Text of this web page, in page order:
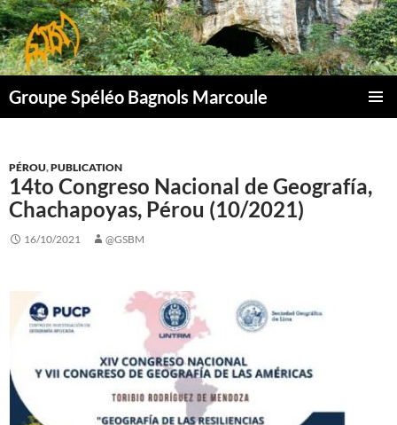
Aller
au
contenu
Groupe Spéléo Bagnols Marcoule
PÉROU,PUBLICATION
14to Congreso Nacional de Geografía,
Chachapoyas, Pérou (10/2021)
16/10/2021 @GSBM